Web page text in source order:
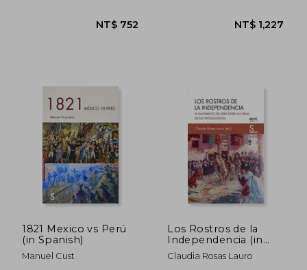
NT$ 977
1821 Mexico vs Perú
(in Spanish)
Manuel Cust
Los Rostros de la
Independencia (in
Spanish)
Claudia Rosas Lauro